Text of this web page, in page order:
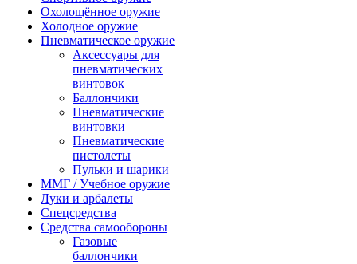
Охолощённое оружие
Холодное оружие
Пневматическое оружие
Аксессуары для
пневматических
винтовок
Баллончики
Пневматические
винтовки
Пневматические
пистолеты
Пульки и шарики
ММГ / Учебное оружие
Луки и арбалеты
Спецсредства
Средства самообороны
Газовые
баллончики